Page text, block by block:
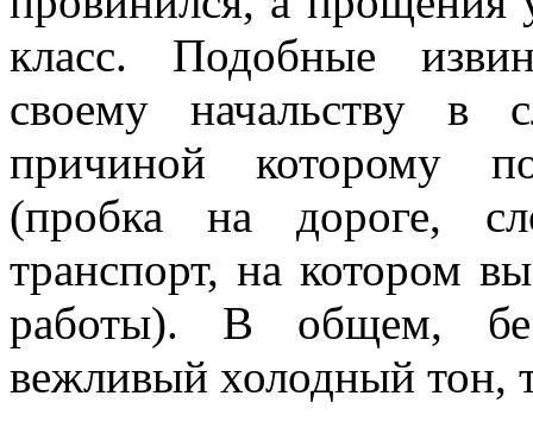
класс. Подобные
своему начальству в
причиной которому
(пробка на дороге,
транспорт, на котором
работы). В общем,
вежливый холодный тон,